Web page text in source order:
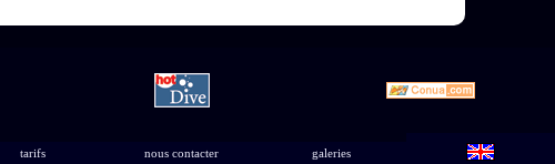
tarifs nous contacter galeries